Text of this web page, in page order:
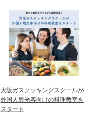
大阪ガスクッキングスクールが
外国人観光客向けの料理教室を
スタート